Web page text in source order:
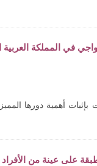
المرأة والتوافق الزواجي في
قامت بإثبات أهمية دورها
على عينة من